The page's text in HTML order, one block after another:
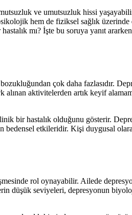
ve umutsuzluk hissi
hem de fiziksel sağlık
mı? İşte bu soruya yanıt
çok daha fazlasıdır.
aktivitelerden artık keyif
bir hastalık olduğunu gösterir.
bedensel etkileridir. Kişi duygusal
rol oynayabilir. Ailede
düşük seviyeleri, depresyonun